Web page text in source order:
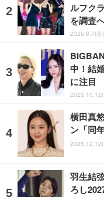
ルフク
を調査
2026.8.7(金
中！結
に注目
横田真
ン「同
羽生結
ろし